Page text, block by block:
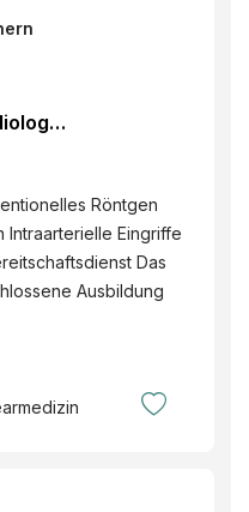
Röntgen
Intraarterielle Eingriffe
Das
Ausbildung